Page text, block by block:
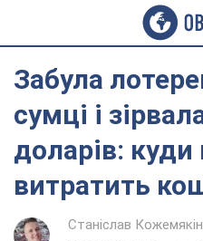
Забула
сумці і
доларів:
витратить
Станіслав Кожемякін